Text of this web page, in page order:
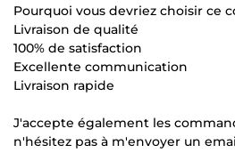
Pourquoi vous devriez choisir ce
Livraison de qualité
100% de satisfaction
Excellente communication
Livraison rapide
J'accepte également les
n'hésitez pas à m'envoyer un